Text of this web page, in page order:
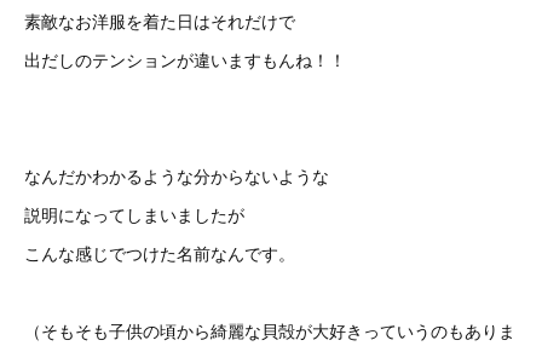
素敵なお洋服を着た日はそれだけで
出だしのテンションが違いますもんね！！
なんだかわかるような分からないような
説明になってしまいましたが
こんな感じでつけた名前なんです。
（そもそも子供の頃から綺麗な貝殻が大好きっていうのもありま